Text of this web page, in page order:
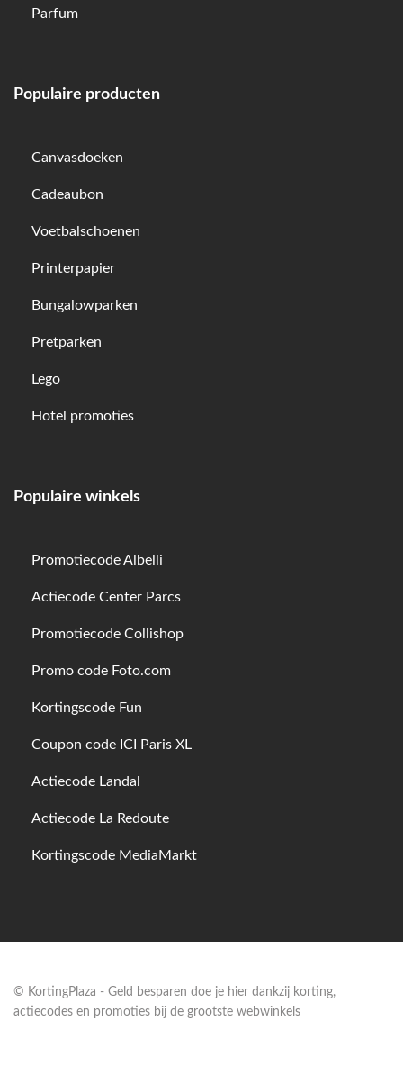
Parfum
Populaire producten
Canvasdoeken
Cadeaubon
Voetbalschoenen
Printerpapier
Bungalowparken
Pretparken
Lego
Hotel promoties
Populaire winkels
Promotiecode Albelli
Actiecode Center Parcs
Promotiecode Collishop
Promo code Foto.com
Kortingscode Fun
Coupon code ICI Paris XL
Actiecode Landal
Actiecode La Redoute
Kortingscode MediaMarkt
© KortingPlaza - Geld besparen doe je hier dankzij korting,
actiecodes en promoties bij de grootste webwinkels